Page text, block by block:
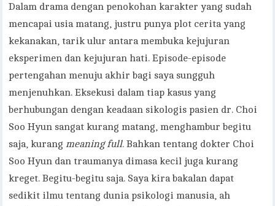
Dalam drama dengan penokohan karakter yang sudah
mencapai usia matang, justru punya plot cerita yang
kekanakan, tarik ulur antara membuka kejujuran
eksperimen dan kejujuran hati. Episode-episode
pertengahan menuju akhir bagi saya sungguh
menjenuhkan. Eksekusi dalam tiap kasus yang
berhubungan dengan keadaan sikologis pasien dr. Choi
Soo Hyun sangat kurang matang, menghambur begitu
saja, kurangmeaning full.Bahkan tentang dokter Choi
Soo Hyun dan traumanya dimasa kecil juga kurang
kreget. Begitu-begitu saja. Saya kira bakalan dapat
sedikit ilmu tentang dunia psikologi manusia, ah